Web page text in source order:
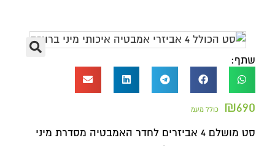
שתף:
₪690 כולל מעמ
סט מושלם 4 אביזרים לחדר האמבטיה מסדרת מיני